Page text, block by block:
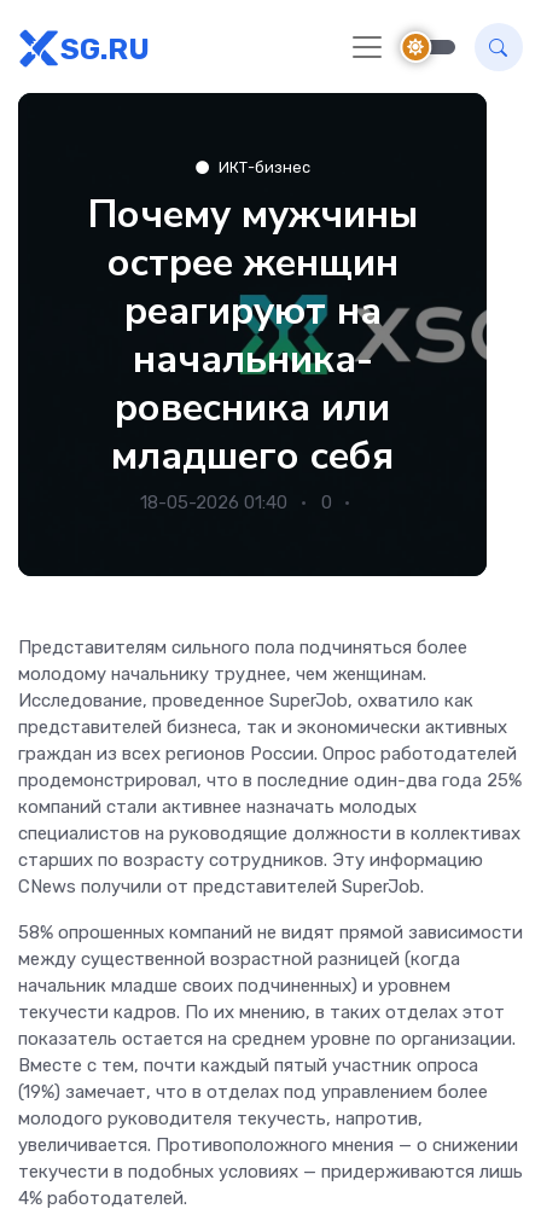
SG.RU
ИКТ-бизнес
Почему мужчины
острее женщин
реагируют на
начальника-
ровесника или
младшего себя
18-05-2026 01:40 0
Представителям сильного пола подчиняться более
молодому начальнику труднее, чем женщинам.
Исследование, проведенное SuperJob, охватило как
представителей бизнеса, так и экономически активных
граждан из всех регионов России. Опрос работодателей
продемонстрировал, что в последние один-два года 25%
компаний стали активнее назначать молодых
специалистов на руководящие должности в коллективах
старших по возрасту сотрудников. Эту информацию
CNews получили от представителей SuperJob.
58% опрошенных компаний не видят прямой зависимости
между существенной возрастной разницей (когда
начальник младше своих подчиненных) и уровнем
текучести кадров. По их мнению, в таких отделах этот
показатель остается на среднем уровне по организации.
Вместе с тем, почти каждый пятый участник опроса
(19%) замечает, что в отделах под управлением более
молодого руководителя текучесть, напротив,
увеличивается. Противоположного мнения — о снижении
текучести в подобных условиях — придерживаются лишь
4% работодателей.